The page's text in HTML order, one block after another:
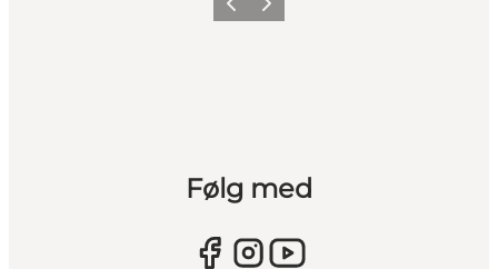
ForrigeNæste
Følg med